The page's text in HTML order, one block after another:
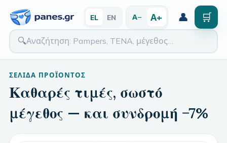
🔍
EL EN Α− Α+ 👤 🛒
ΣΕΛΊΔΑ ΠΡΟΪΌΝΤΟΣ
Καθαρές τιμές, σωστό
μέγεθος — και συνδρομή −7%